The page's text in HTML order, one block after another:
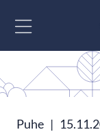
Puhe |